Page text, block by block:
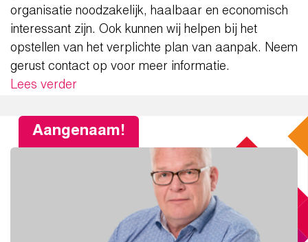
organisatie noodzakelijk, haalbaar en economisch
interessant zijn. Ook kunnen wij helpen bij het
opstellen van het verplichte plan van aanpak. Neem
gerust contact op voor meer informatie.
Lees verder
Aangenaam!